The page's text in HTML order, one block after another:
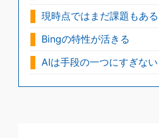
現時点ではまだ課題もある
Bingの特性が活きる
AIは手段の一つにすぎない